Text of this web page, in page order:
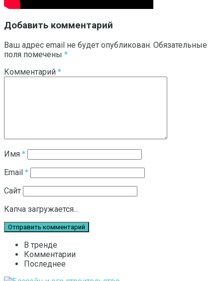
Добавить комментарий
Ваш адрес email не будет опубликован. Обязательные
поля помечены *
Комментарий *
Имя *
Email *
Сайт
Капча загружается...
В тренде
Комментарии
Последнее